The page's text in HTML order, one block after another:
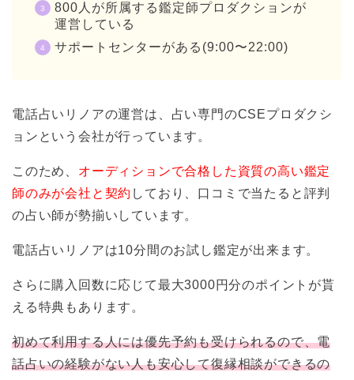
800人が所属する鑑定師プロダクションが
運営している
サポートセンターがある(9:00〜22:00)
電話占いリノアの運営は、占い専門のCSEプロダクシ
ョンという会社が行っています。
このため、 オーディションで合格した資質の高い鑑定
師のみが会社と契約 しており、口コミで当たると評判
の占い師が勢揃いしています。
電話占いリノアは10分間のお試し鑑定が出来ます。
さらに購入回数に応じて最大3000円分のポイントが貰
える特典もあります。
初めて利用する人には優先予約も受けられるので、電
話占いの経験がない人も安心して復縁相談ができるの